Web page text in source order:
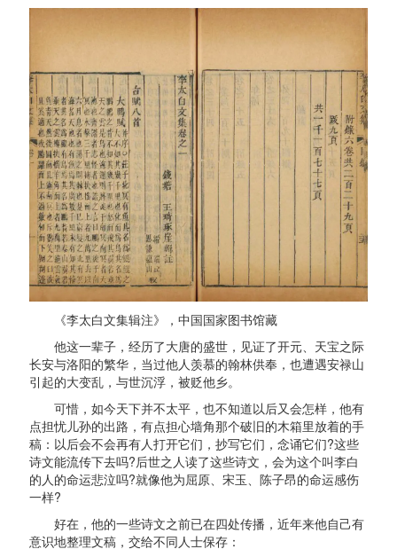
《李太白文集辑注》，中国国家图书馆藏
他这一辈子，经历了大唐的盛世，见证了开元、天宝之际
长安与洛阳的繁华，当过他人羡慕的翰林供奉，也遭遇安禄山
引起的大变乱，与世沉浮，被贬他乡。
可惜，如今天下并不太平，也不知道以后又会怎样，他有
点担忧儿孙的出路，有点担心墙角那个破旧的木箱里放着的手
稿：以后会不会再有人打开它们，抄写它们，念诵它们?这些
诗文能流传下去吗?后世之人读了这些诗文，会为这个叫李白
的人的命运悲泣吗?就像他为屈原、宋玉、陈子昂的命运感伤
一样?
好在，他的一些诗文之前已在四处传播，近年来他自己有
意识地整理文稿，交给不同人士保存：